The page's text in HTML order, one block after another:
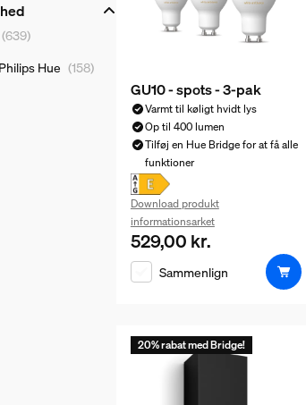
(639)
Hue (158)
GU10 - spots - 3-pak
Varmt til køligt hvidt lys
Op til 400 lumen
Tilføj en Hue Bridge for at få alle
funktioner
Download produkt
informationsarket
Nuværende pris er 529,00 kr.
529,00 kr.
Sammenlign
20% rabat med Bridge!